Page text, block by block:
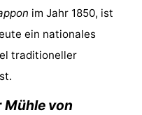
im Jahr 1850, ist
ein nationales
traditioneller
Mühle von